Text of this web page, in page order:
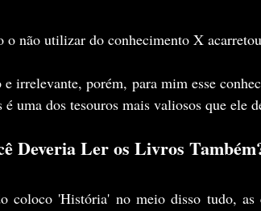
o não utilizar do conhecimento X
e irrelevante, porém, para mim esse
uma dos tesouros mais valiosos que ele
Deveria Ler os Livros
coloco 'História' no meio disso tudo, as